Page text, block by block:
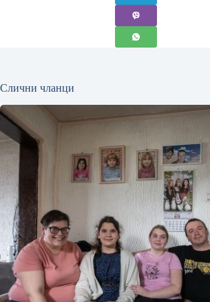
Слични чланци